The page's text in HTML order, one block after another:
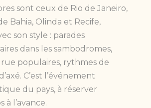
sont ceux de Rio de Janeiro,
Bahia, Olinda et Recife,
son style : parades
dans les sambodromes,
rue populaires, rythmes de
C’est l’événement
du pays, à réserver
à l’avance.